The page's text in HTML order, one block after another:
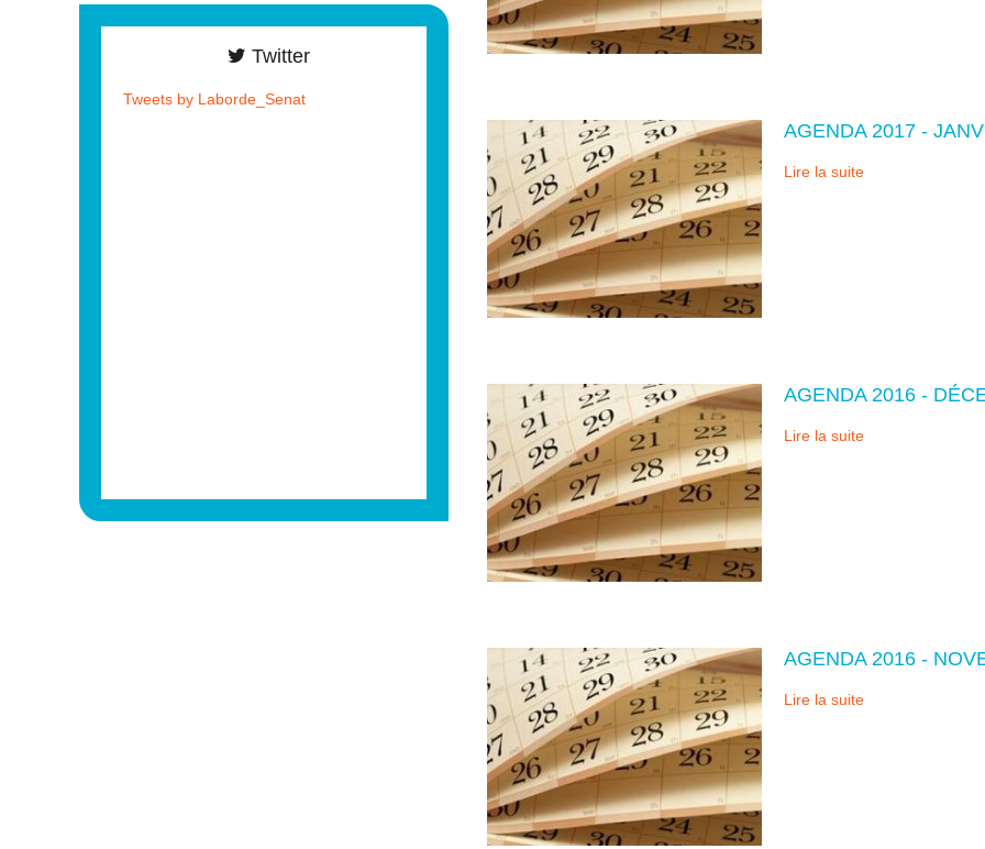
AGENDA 2017 -
Lire la suite
AGENDA 2016 -
Lire la suite
AGENDA 2016 -
Lire la suite
Twitter
Tweets by Laborde_Senat